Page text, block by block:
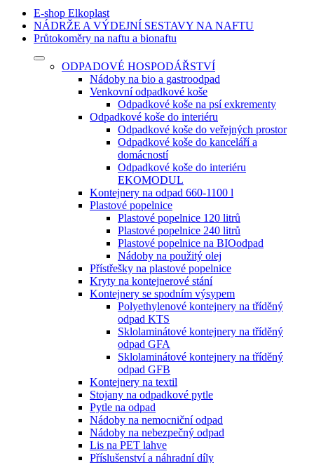
E-shop Elkoplast
NÁDRŽE A VÝDEJNÍ SESTAVY NA NAFTU
Průtokoměry na naftu a bionaftu
ODPADOVÉ HOSPODÁŘSTVÍ
Nádoby na bio a gastroodpad
Venkovní odpadkové koše
Odpadkové koše na psí exkrementy
Odpadkové koše do interiéru
Odpadkové koše do veřejných prostor
Odpadkové koše do kanceláří a
domácností
Odpadkové koše do interiéru
EKOMODUL
Kontejnery na odpad 660-1100 l
Plastové popelnice
Plastové popelnice 120 litrů
Plastové popelnice 240 litrů
Plastové popelnice na BIOodpad
Nádoby na použitý olej
Přístřešky na plastové popelnice
Kryty na kontejnerové stání
Kontejnery se spodním výsypem
Polyethylenové kontejnery na tříděný
odpad KTS
Sklolaminátové kontejnery na tříděný
odpad GFA
Sklolaminátové kontejnery na tříděný
odpad GFB
Kontejnery na textil
Stojany na odpadkové pytle
Pytle na odpad
Nádoby na nemocniční odpad
Nádoby na nebezpečný odpad
Lis na PET lahve
Příslušenství a náhradní díly